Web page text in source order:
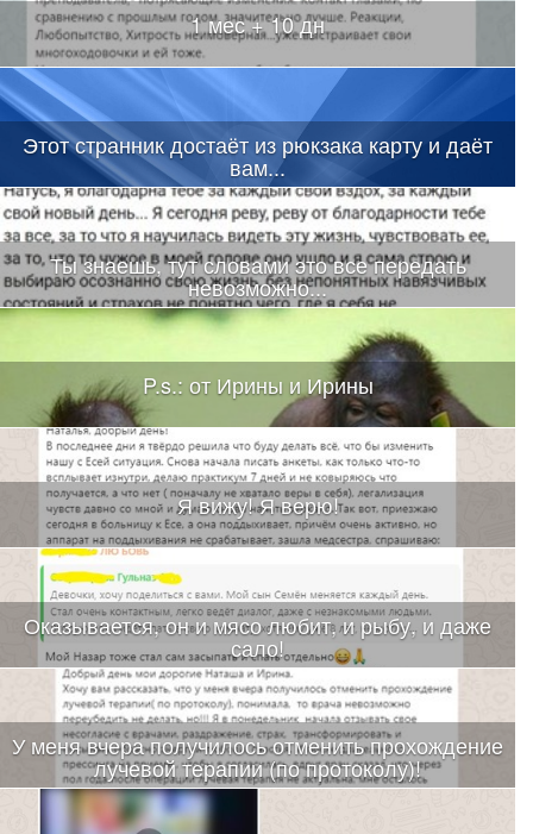
1 мес + 10 дн
Этот странник достаёт из рюкзака карту и даёт
вам...
Ты знаешь, тут словами это все передать
невозможно...
P.s.: от Ирины и Ирины
Я вижу! Я верю!
Оказывается, он и мясо любит, и рыбу, и даже
сало!
У меня вчера получилось отменить прохождение
лучевой терапии (по протоколу)!